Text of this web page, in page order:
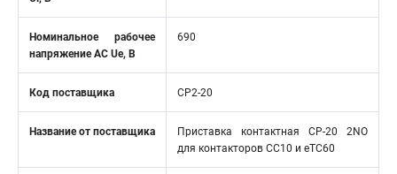
Номинальное рабочее
напряжение AC Ue, В
690
Код поставщика CP2-20
Название от поставщика
Приставка контактная СP-20 2NО
для контакторов CC10 и eTC60